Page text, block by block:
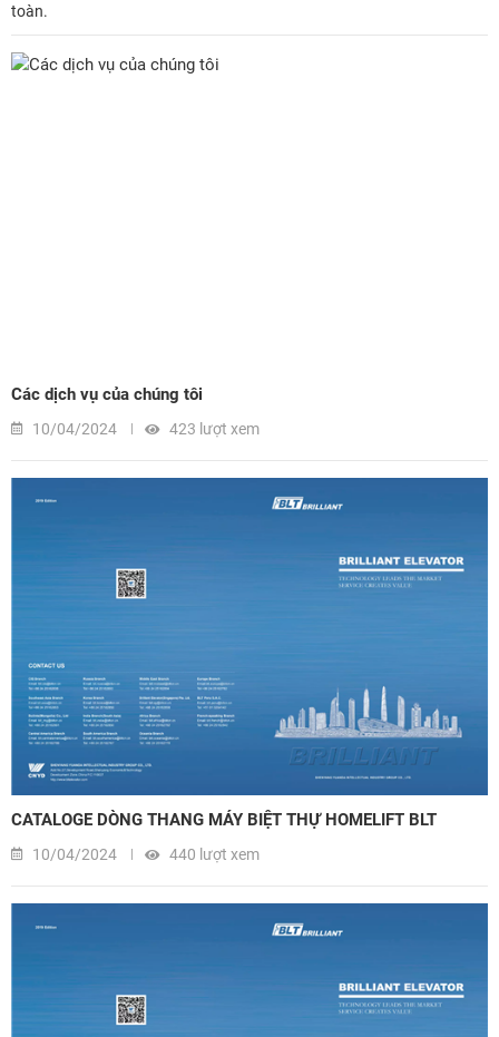
toàn.
Các dịch vụ của chúng tôi
10/04/2024 423 lượt xem
CATALOGE DÒNG THANG MÁY BIỆT THỰ HOMELIFT BLT
10/04/2024 440 lượt xem